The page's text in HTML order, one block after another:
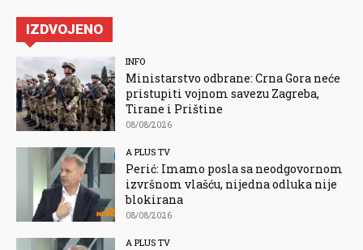
IZDVOJENO
INFO
Ministarstvo odbrane: Crna Gora neće
pristupiti vojnom savezu Zagreba,
Tirane i Prištine
08/08/2026
A PLUS TV
Perić: Imamo posla sa neodgovornom
izvršnom vlašću, nijedna odluka nije
blokirana
08/08/2026
A PLUS TV